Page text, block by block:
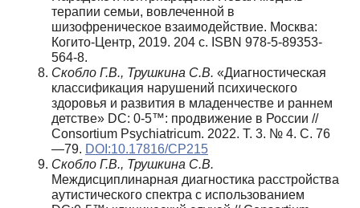
терапии семьи, вовлеченной в
шизофреническое взаимодействие. Москва:
Когито-Центр, 2019. 204 с. ISBN 978-5-89353-
564-8.
Скобло Г.В., Трушкина С.В. «Диагностическая
классификация нарушений психического
здоровья и развития в младенчестве и раннем
детстве» DC: 0-5™: продвижение в России //
Consortium Psychiatricum. 2022. Т. 3. № 4. С. 76
—79. DOI:10.17816/CP215
Скобло Г.В., Трушкина С.В.
Междисциплинарная диагностика расстройства
аутистического спектра с использованием